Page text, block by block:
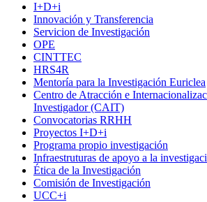
I+D+i
Innovación y Transferencia
Servicion de Investigación
OPE
CINTTEC
HRS4R
Mentoría para la Investigación Euriclea
Centro de Atracción e
Investigador (CAIT)
Convocatorias RRHH
Proyectos I+D+i
Programa propio investigación
Infraestruturas de apoyo a la
Ética de la Investigación
Comisión de Investigación
UCC+i